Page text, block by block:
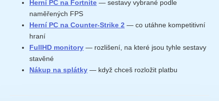
Herní PC na Fortnite — sestavy vybrané podle
naměřených FPS
Herní PC na Counter-Strike 2 — co utáhne kompetitivní
hraní
FullHD monitory — rozlišení, na které jsou tyhle sestavy
stavěné
Nákup na splátky — když chceš rozložit platbu